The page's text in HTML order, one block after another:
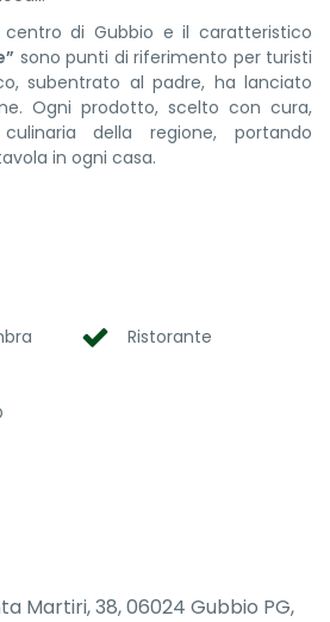
di Gubbio e il caratteristico
sono punti di riferimento per turisti
subentrato al padre, ha lanciato
Ogni prodotto, scelto con cura,
della regione, portando
in ogni casa.
Ristorante
Martiri, 38, 06024 Gubbio PG,